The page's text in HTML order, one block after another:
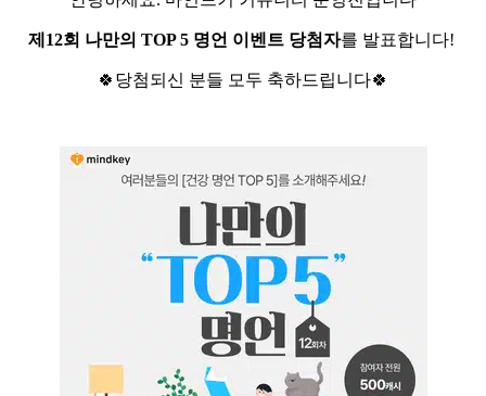
제12회 나만의 TOP 5 명언 이벤트 당첨자를 발표합니다!
🍀당첨되신 분들 모두 축하드립니다🍀